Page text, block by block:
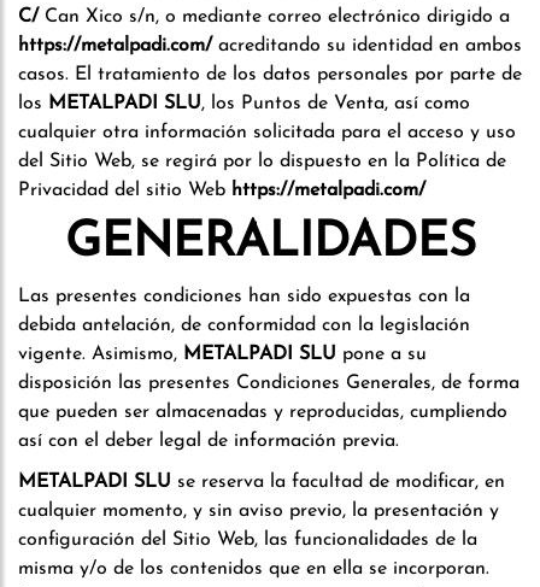
C/ Can Xico s/n, o mediante correo electrónico dirigido a
https://metalpadi.com/ acreditando su identidad en ambos
casos. El tratamiento de los datos personales por parte de
los METALPADI SLU, los Puntos de Venta, así como
cualquier otra información solicitada para el acceso y uso
del Sitio Web, se regirá por lo dispuesto en la Política de
Privacidad del sitio Web https://metalpadi.com/
GENERALIDADES
Las presentes condiciones han sido expuestas con la
debida antelación, de conformidad con la legislación
vigente. Asimismo, METALPADI SLU pone a su
disposición las presentes Condiciones Generales, de forma
que pueden ser almacenadas y reproducidas, cumpliendo
así con el deber legal de información previa.
METALPADI SLU se reserva la facultad de modificar, en
cualquier momento, y sin aviso previo, la presentación y
configuración del Sitio Web, las funcionalidades de la
misma y/o de los contenidos que en ella se incorporan.